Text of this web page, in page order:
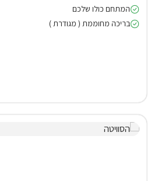
המתחם כולו שלכם
בריכה מחוממת ( מגודרת )